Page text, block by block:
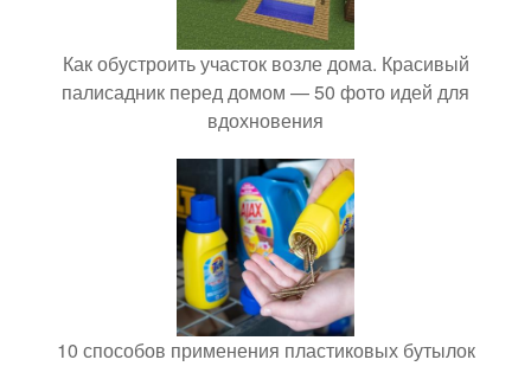
Как обустроить участок возле дома. Красивый
палисадник перед домом — 50 фото идей для
вдохновения
10 способов применения пластиковых бутылок